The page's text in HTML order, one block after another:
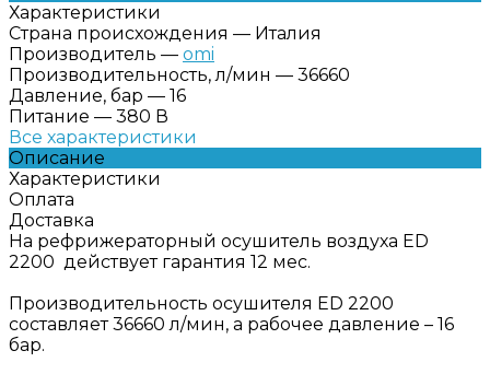
Характеристики
Страна происхождения — Италия
Производитель — omi
Производительность, л/мин — 36660
Давление, бар — 16
Питание — 380 В
Все характеристики
Описание
Характеристики
Оплата
Доставка
На рефрижераторный осушитель воздуха ED
2200 действует гарантия 12 мес.
Производительность осушителя ED 2200
составляет 36660 л/мин, а рабочее давление – 16
бар.